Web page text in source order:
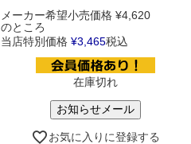
メーカー希望小売価格 ¥4,620
のところ
当店特別価格 ¥3,465税込
在庫切れ
お知らせメール
お気に入りに登録する